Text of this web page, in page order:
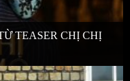
TEASER CHỊ CHỊ